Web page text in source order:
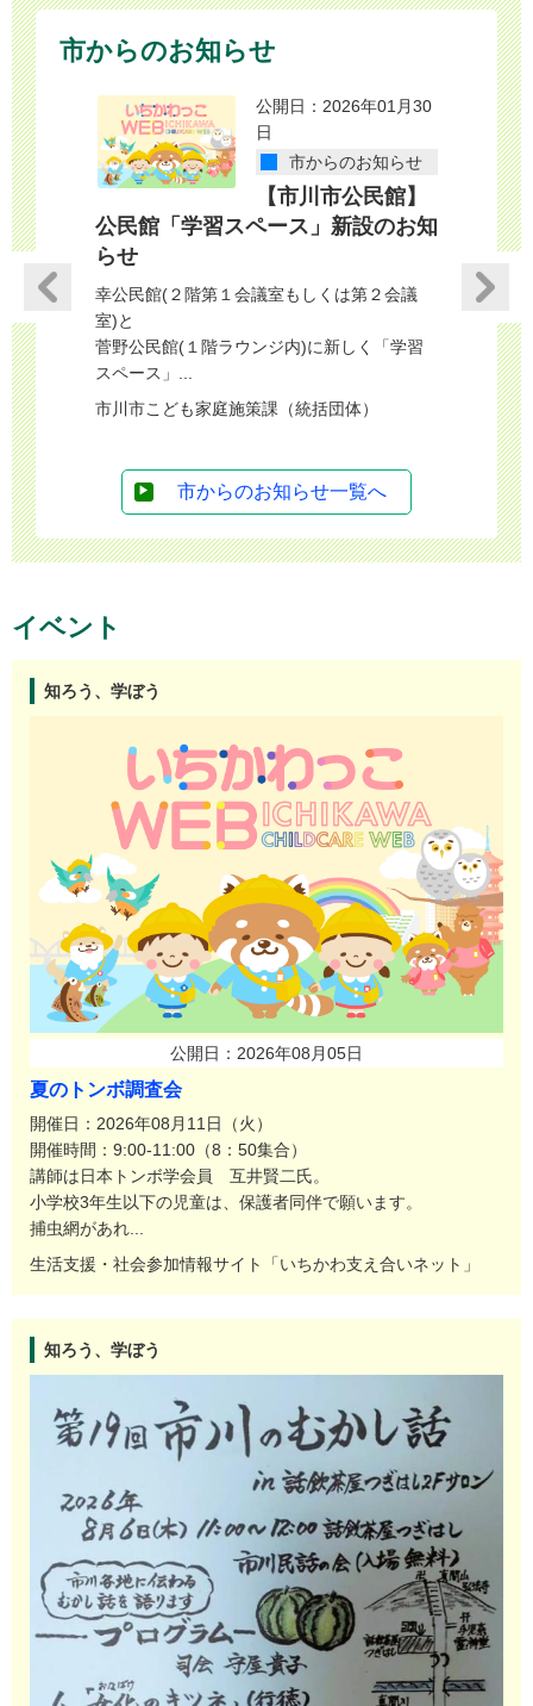
市からのお知らせ
年08月03
お知らせ
します
）
公開日：2026年01月30
日
市からのお知らせ
【市川市公民館】
公民館「学習スペース」新設のお知
らせ
幸公民館(２階第１会議室もしくは第２会議
室)と
菅野公民館(１階ラウンジ内)に新しく「学習
スペース」...
市川市こども家庭施策課（統括団体）
イル」
る子育て優
市川市こど
市からのお知らせ一覧へ
イベント
知ろう、学ぼう
公開日：2026年08月05日
夏のトンボ調査会
開催日：2026年08月11日（火）
開催時間：9:00-11:00（8：50集合）
講師は日本トンボ学会員 互井賢二氏。
小学校3年生以下の児童は、保護者同伴で願います。
捕虫網があれ...
生活支援・社会参加情報サイト「いちかわ支え合いネット」
知ろう、学ぼう